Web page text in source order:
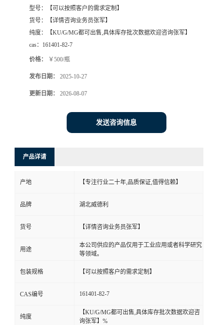
型号：
【可以按照客户的需求定制】
货号：
【详情咨询业务员张军】
纯度：
【KU/G/MG都可出售,具体库存批次数据欢迎咨询张军】
cas： 161401-82-7
价格： ￥500/瓶
发布日期： 2025-10-27
更新日期： 2026-08-07
发送咨询信息
产品详请
产地 【专注行业二十年,品质保证,值得信赖】
品牌 湖北威德利
货号 【详情咨询业务员张军】
用途
本公司供应的产品仅用于工业应用或者科学研究
等领域。
包装规格 【可以按照客户的需求定制】
CAS编号 161401-82-7
纯度
【KU/G/MG都可出售,具体库存批次数据欢迎咨
询张军】%